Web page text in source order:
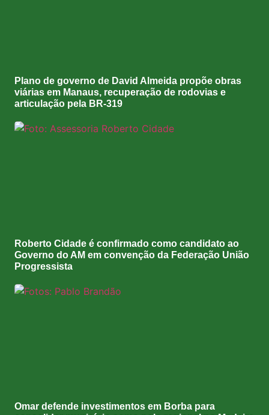
Plano de governo de David Almeida propõe obras
viárias em Manaus, recuperação de rodovias e
articulação pela BR-319
Roberto Cidade é confirmado como candidato ao
Governo do AM em convenção da Federação União
Progressista
Omar defende investimentos em Borba para